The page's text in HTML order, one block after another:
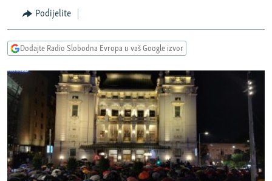
Pređite
na
pretragu
VIZUELNO
INFOGRAFIKE
RAT U UKRAJINI
KINA NA BALKANU
RSE PRIČE IZ SVIJETA
ISPRIČAJ MI
DNEVNO@RSE
SPECIJALI RSE
Podijelite
Dodajte Radio Slobodna Evropa u vaš Google izvor